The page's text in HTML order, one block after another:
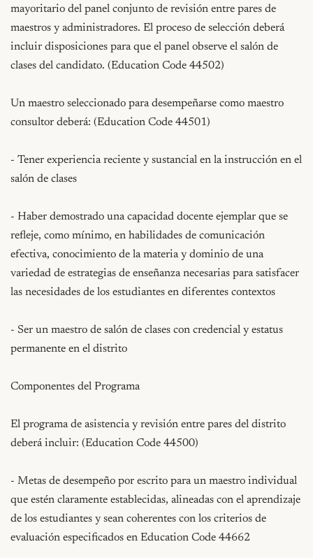
mayoritario del panel conjunto de revisión entre pares de
maestros y administradores. El proceso de selección deberá
incluir disposiciones para que el panel observe el salón de
clases del candidato. (Education Code 44502)
Un maestro seleccionado para desempeñarse como maestro
consultor deberá: (Education Code 44501)
- Tener experiencia reciente y sustancial en la instrucción en el
salón de clases
- Haber demostrado una capacidad docente ejemplar que se
refleje, como mínimo, en habilidades de comunicación
efectiva, conocimiento de la materia y dominio de una
variedad de estrategias de enseñanza necesarias para satisfacer
las necesidades de los estudiantes en diferentes contextos
- Ser un maestro de salón de clases con credencial y estatus
permanente en el distrito
Componentes del Programa
El programa de asistencia y revisión entre pares del distrito
deberá incluir: (Education Code 44500)
- Metas de desempeño por escrito para un maestro individual
que estén claramente establecidas, alineadas con el aprendizaje
de los estudiantes y sean coherentes con los criterios de
evaluación especificados en Education Code 44662